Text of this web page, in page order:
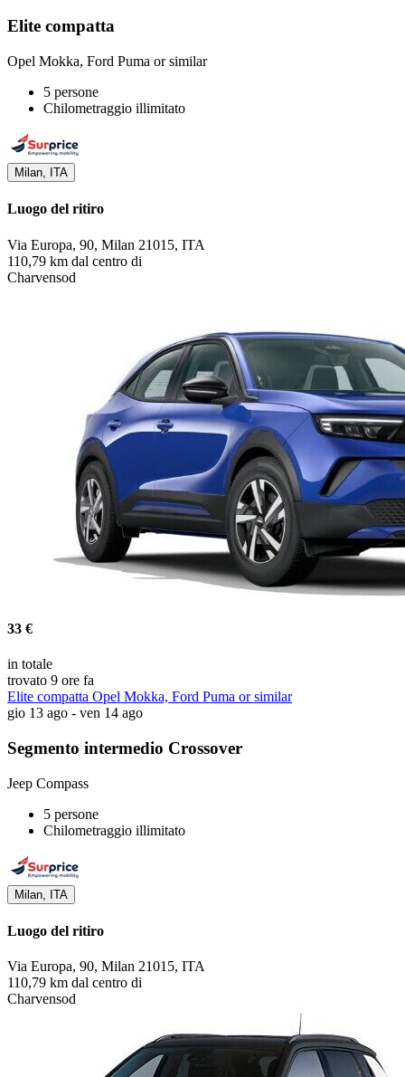
Elite compatta
Opel Mokka, Ford Puma or similar
5 persone
Chilometraggio illimitato
Milan, ITA
Luogo del ritiro
Via Europa, 90, Milan 21015, ITA
110,79 km dal centro di
Charvensod
33 €
in totale
trovato 9 ore fa
Elite compatta Opel Mokka, Ford Puma or similar
gio 13 ago - ven 14 ago
Segmento intermedio Crossover
Jeep Compass
5 persone
Chilometraggio illimitato
Milan, ITA
Luogo del ritiro
Via Europa, 90, Milan 21015, ITA
110,79 km dal centro di
Charvensod